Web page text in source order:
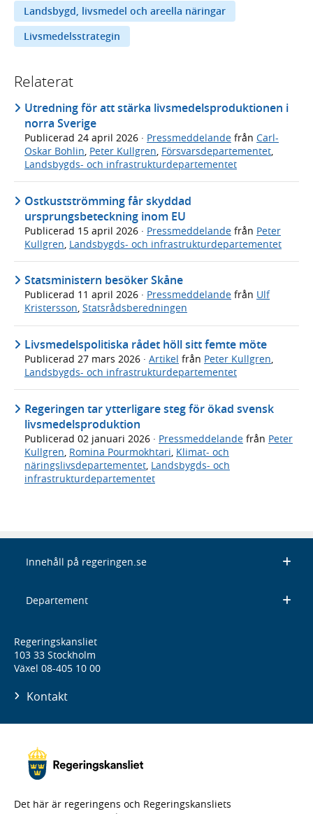
Landsbygd, livsmedel och areella näringar
Livsmedelsstrategin
Relaterat
Utredning för att stärka livsmedelsproduktionen i
norra Sverige
Publicerad 24 april 2026 · Pressmeddelande från Carl-
Oskar Bohlin, Peter Kullgren, Försvarsdepartementet,
Landsbygds- och infrastrukturdepartementet
Ostkustströmming får skyddad
ursprungsbeteckning inom EU
Publicerad 15 april 2026 · Pressmeddelande från Peter
Kullgren Landsbygds- och infrastrukturdepartementet
Statsministern besöker Skåne
Publicerad 11 april 2026 · Pressmeddelande från Ulf
Kristersson, Statsrådsberedningen
Livsmedelspolitiska rådet höll sitt femte möte
Publicerad 27 mars 2026 · Artikel från Peter Kullgren,
Landsbygds- och infrastrukturdepartementet
Regeringen tar ytterligare steg för ökad svensk
livsmedelsproduktion
Publicerad 02 januari 2026 · Pressmeddelande från Peter
Kullgren Romina Pourmokhtari Klimat- och
näringslivsdepartementet Landsbygds- och
infrastrukturdepartementet
Innehåll på regeringen.se
Departement
Regeringskansliet
103 33 Stockholm
Växel 08-405 10 00
Kontakt
Det här är regeringens och Regeringskansliets